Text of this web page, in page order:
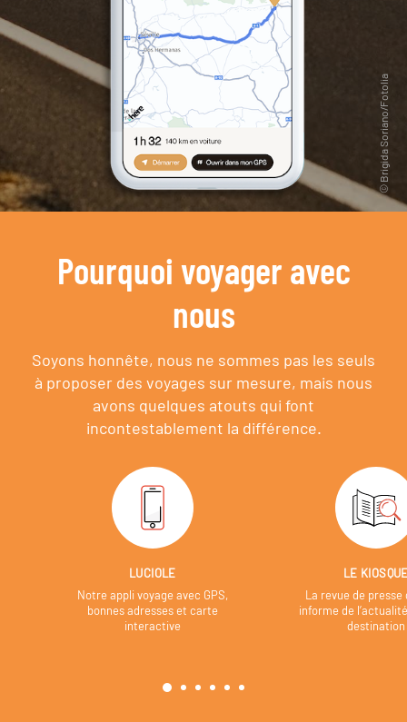
Pourquoi voyager avec
nous
Soyons honnête, nous ne sommes pas les seuls
à proposer des voyages sur mesure, mais nous
avons quelques atouts qui font
incontestablement la différence.
LUCIOLE
Notre appli voyage avec GPS,
bonnes adresses et carte
interactive
LE
La revue de presse
informe de
destination